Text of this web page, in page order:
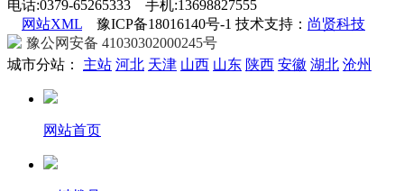
电话:0379-65265333 手机:13698827555
网站XML 豫ICP备18016140号-1 技术支持： 尚贤科技
豫公网安备 41030302000245号
城市分站：
主站 河北 天津 山西 山东 陕西 安徽 湖北 沧州
网站首页